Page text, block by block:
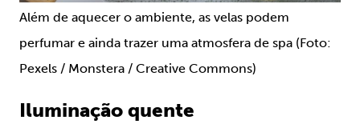
Além de aquecer o ambiente, as velas podem
perfumar e ainda trazer uma atmosfera de spa (Foto:
Pexels / Monstera / Creative Commons)
Iluminação quente